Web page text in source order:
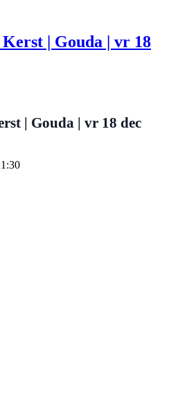
| Gouda | vr 18
| Gouda | vr 18 dec